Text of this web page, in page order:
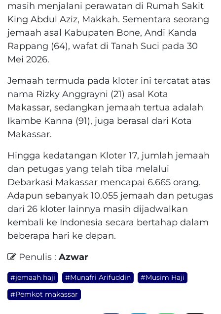
masih menjalani perawatan di Rumah Sakit
King Abdul Aziz, Makkah. Sementara seorang
jemaah asal Kabupaten Bone, Andi Kanda
Rappang (64), wafat di Tanah Suci pada 30
Mei 2026.
Jemaah termuda pada kloter ini tercatat atas
nama Rizky Anggrayni (21) asal Kota
Makassar, sedangkan jemaah tertua adalah
Ikambe Kanna (91), juga berasal dari Kota
Makassar.
Hingga kedatangan Kloter 17, jumlah jemaah
dan petugas yang telah tiba melalui
Debarkasi Makassar mencapai 6.665 orang.
Adapun sebanyak 10.055 jemaah dan petugas
dari 26 kloter lainnya masih dijadwalkan
kembali ke Indonesia secara bertahap dalam
beberapa hari ke depan.
Penulis : Azwar
#jemaah haji #Munafri Arifuddin
#Musim Haji
#Pemkot makassar